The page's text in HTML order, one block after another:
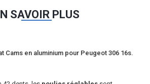
SAVOIR PLUS
Cams en aluminium pour Peugeot 306 16s.